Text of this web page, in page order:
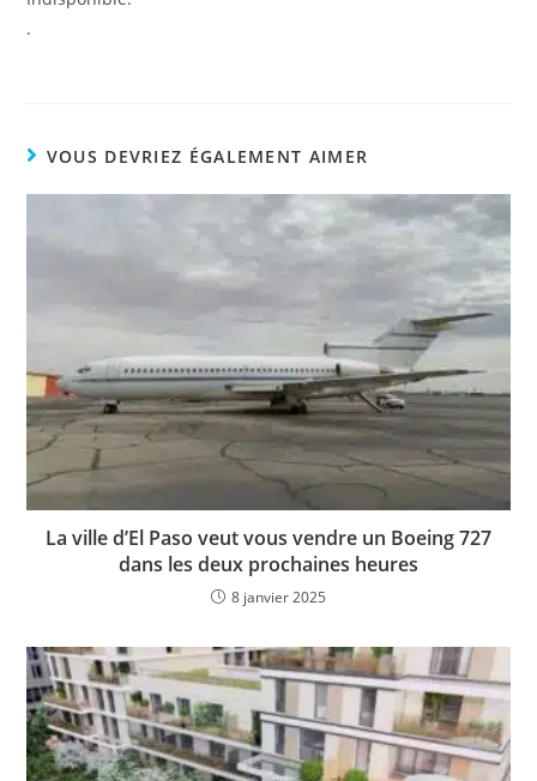
.
VOUS DEVRIEZ ÉGALEMENT AIMER
La ville d’El Paso veut vous vendre un Boeing 727
dans les deux prochaines heures
8 janvier 2025